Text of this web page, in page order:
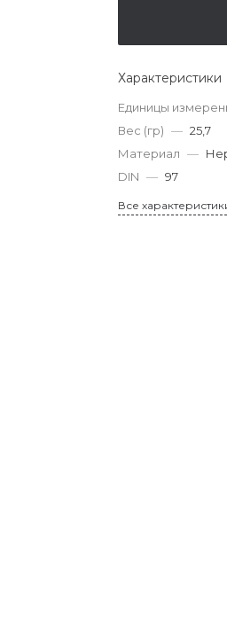
Характеристики
Единицы
Вес (гр) — 25,7
Материал —
DIN — 97
Все